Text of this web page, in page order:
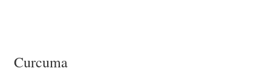
Curcuma